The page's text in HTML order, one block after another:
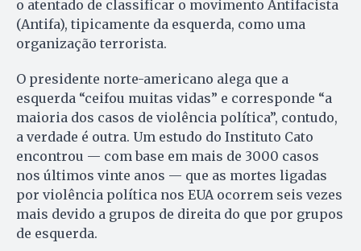
o atentado de classificar o movimento Antifacista
(Antifa), tipicamente da esquerda, como uma
organização terrorista.
O presidente norte-americano alega que a
esquerda “ceifou muitas vidas” e corresponde “a
maioria dos casos de violência política”, contudo,
a verdade é outra. Um estudo do Instituto Cato
encontrou — com base em mais de 3000 casos
nos últimos vinte anos — que as mortes ligadas
por violência política nos EUA ocorrem seis vezes
mais devido a grupos de direita do que por grupos
de esquerda.